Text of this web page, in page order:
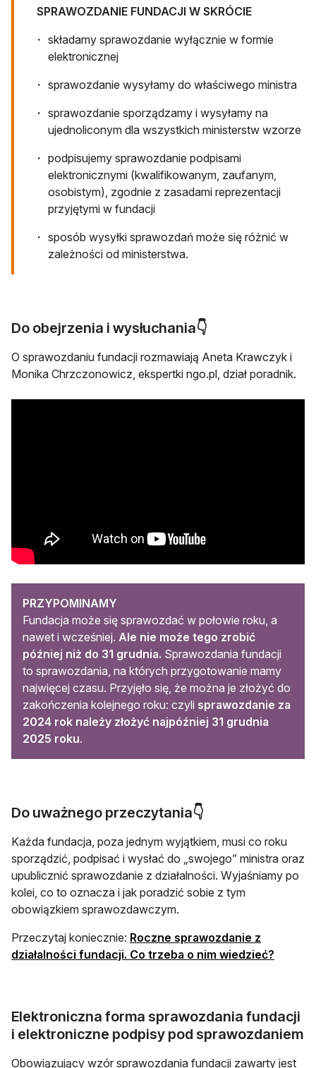
SPRAWOZDANIE FUNDACJI W SKRÓCIE
składamy sprawozdanie wyłącznie w formie
elektronicznej
sprawozdanie wysyłamy do właściwego ministra
sprawozdanie sporządzamy i wysyłamy na
ujednoliconym dla wszystkich ministerstw wzorze
podpisujemy sprawozdanie podpisami
elektronicznymi (kwalifikowanym, zaufanym,
osobistym), zgodnie z zasadami reprezentacji
przyjętymi w fundacji
sposób wysyłki sprawozdań może się różnić w
zależności od ministerstwa.
Do obejrzenia i wysłuchania👇
O sprawozdaniu fundacji rozmawiają Aneta Krawczyk i
Monika Chrzczonowicz, ekspertki ngo.pl, dział poradnik.
PRZYPOMINAMY
Fundacja może się sprawozdać w połowie roku, a
nawet i wcześniej. Ale nie może tego zrobić
później niż do 31 grudnia. Sprawozdania fundacji
to sprawozdania, na których przygotowanie mamy
najwięcej czasu. Przyjęło się, że można je złożyć do
zakończenia kolejnego roku: czyli sprawozdanie za
2024 rok należy złożyć najpóźniej 31 grudnia
2025 roku.
Do uważnego przeczytania👇
Każda fundacja, poza jednym wyjątkiem, musi co roku
sporządzić, podpisać i wysłać do „swojego” ministra oraz
upublicznić sprawozdanie z działalności. Wyjaśniamy po
kolei, co to oznacza i jak poradzić sobie z tym
obowiązkiem sprawozdawczym.
Przeczytaj koniecznie: Roczne sprawozdanie z
działalności fundacji. Co trzeba o nim wiedzieć?
Elektroniczna forma sprawozdania fundacji
i elektroniczne podpisy pod sprawozdaniem
Obowiązujący wzór sprawozdania fundacji zawarty jest